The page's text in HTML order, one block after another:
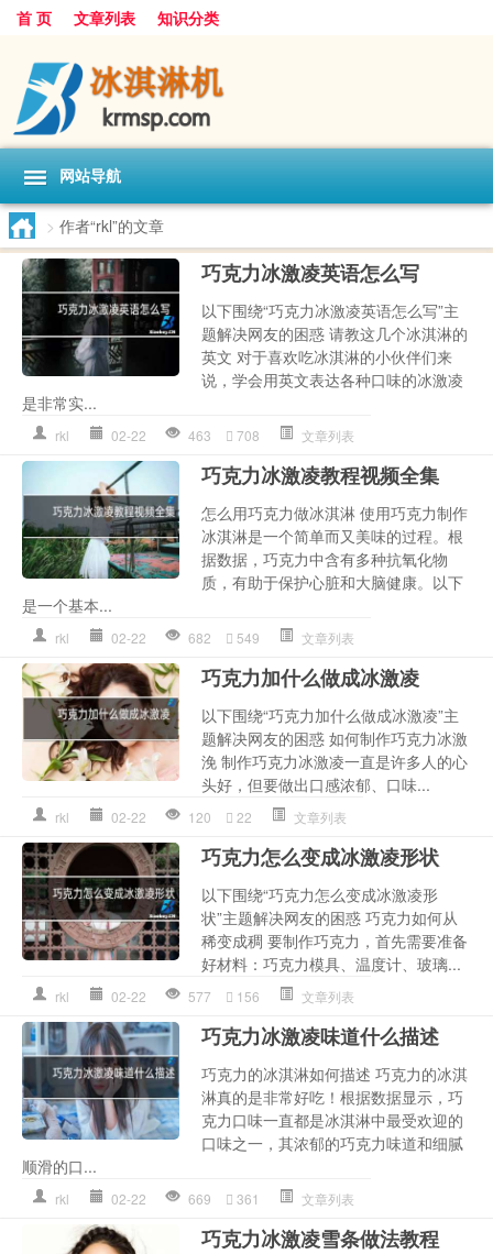
首 页 文章列表 知识分类
网站导航
> 作者“rkl”的文章
巧克力冰激凌英语怎么写
以下围绕“巧克力冰激凌英语怎么写”主
题解决网友的困惑 请教这几个冰淇淋的
英文 对于喜欢吃冰淇淋的小伙伴们来
说，学会用英文表达各种口味的冰激凌
是非常实...
rkl 02-22 463 708 文章列表
巧克力冰激凌教程视频全集
怎么用巧克力做冰淇淋 使用巧克力制作
冰淇淋是一个简单而又美味的过程。根
据数据，巧克力中含有多种抗氧化物
质，有助于保护心脏和大脑健康。以下
是一个基本...
rkl 02-22 682 549 文章列表
巧克力加什么做成冰激凌
以下围绕“巧克力加什么做成冰激凌”主
题解决网友的困惑 如何制作巧克力冰激
浼 制作巧克力冰激凌一直是许多人的心
头好，但要做出口感浓郁、口味...
rkl 02-22 120 22 文章列表
巧克力怎么变成冰激凌形状
以下围绕“巧克力怎么变成冰激凌形
状”主题解决网友的困惑 巧克力如何从
稀变成稠 要制作巧克力，首先需要准备
好材料：巧克力模具、温度计、玻璃...
rkl 02-22 577 156 文章列表
巧克力冰激凌味道什么描述
巧克力的冰淇淋如何描述 巧克力的冰淇
淋真的是非常好吃！根据数据显示，巧
克力口味一直都是冰淇淋中最受欢迎的
口味之一，其浓郁的巧克力味道和细腻
顺滑的口...
rkl 02-22 669 361 文章列表
巧克力冰激凌雪条做法教程